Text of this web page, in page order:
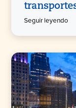
Seguir leyendo